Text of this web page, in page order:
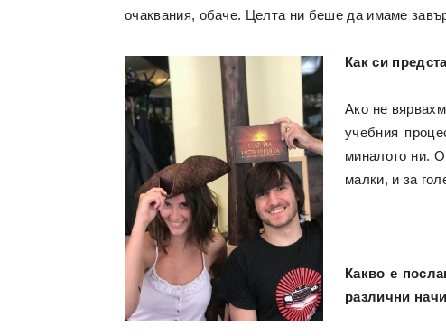
очаквания, обаче. Целта ни беше да имаме
Как си
Ако не
учебния
миналото ни.
малки, и за
Какво е
различни